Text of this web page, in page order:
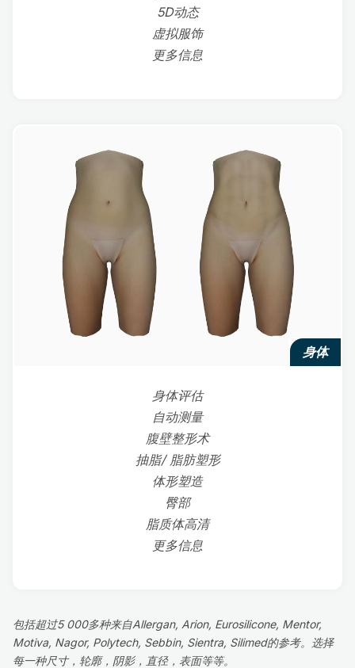
5D动态
虚拟服饰
更多信息
身体
身体评估
自动测量
腹壁整形术
抽脂/ 脂肪塑形
体形塑造
臀部
脂质体高清
更多信息
包括超过5 000多种来自Allergan, Arion, Eurosilicone, Mentor,
Motiva, Nagor, Polytech, Sebbin, Sientra, Silimed的参考。选择
每一种尺寸，轮廓，阴影，直径，表面等等。